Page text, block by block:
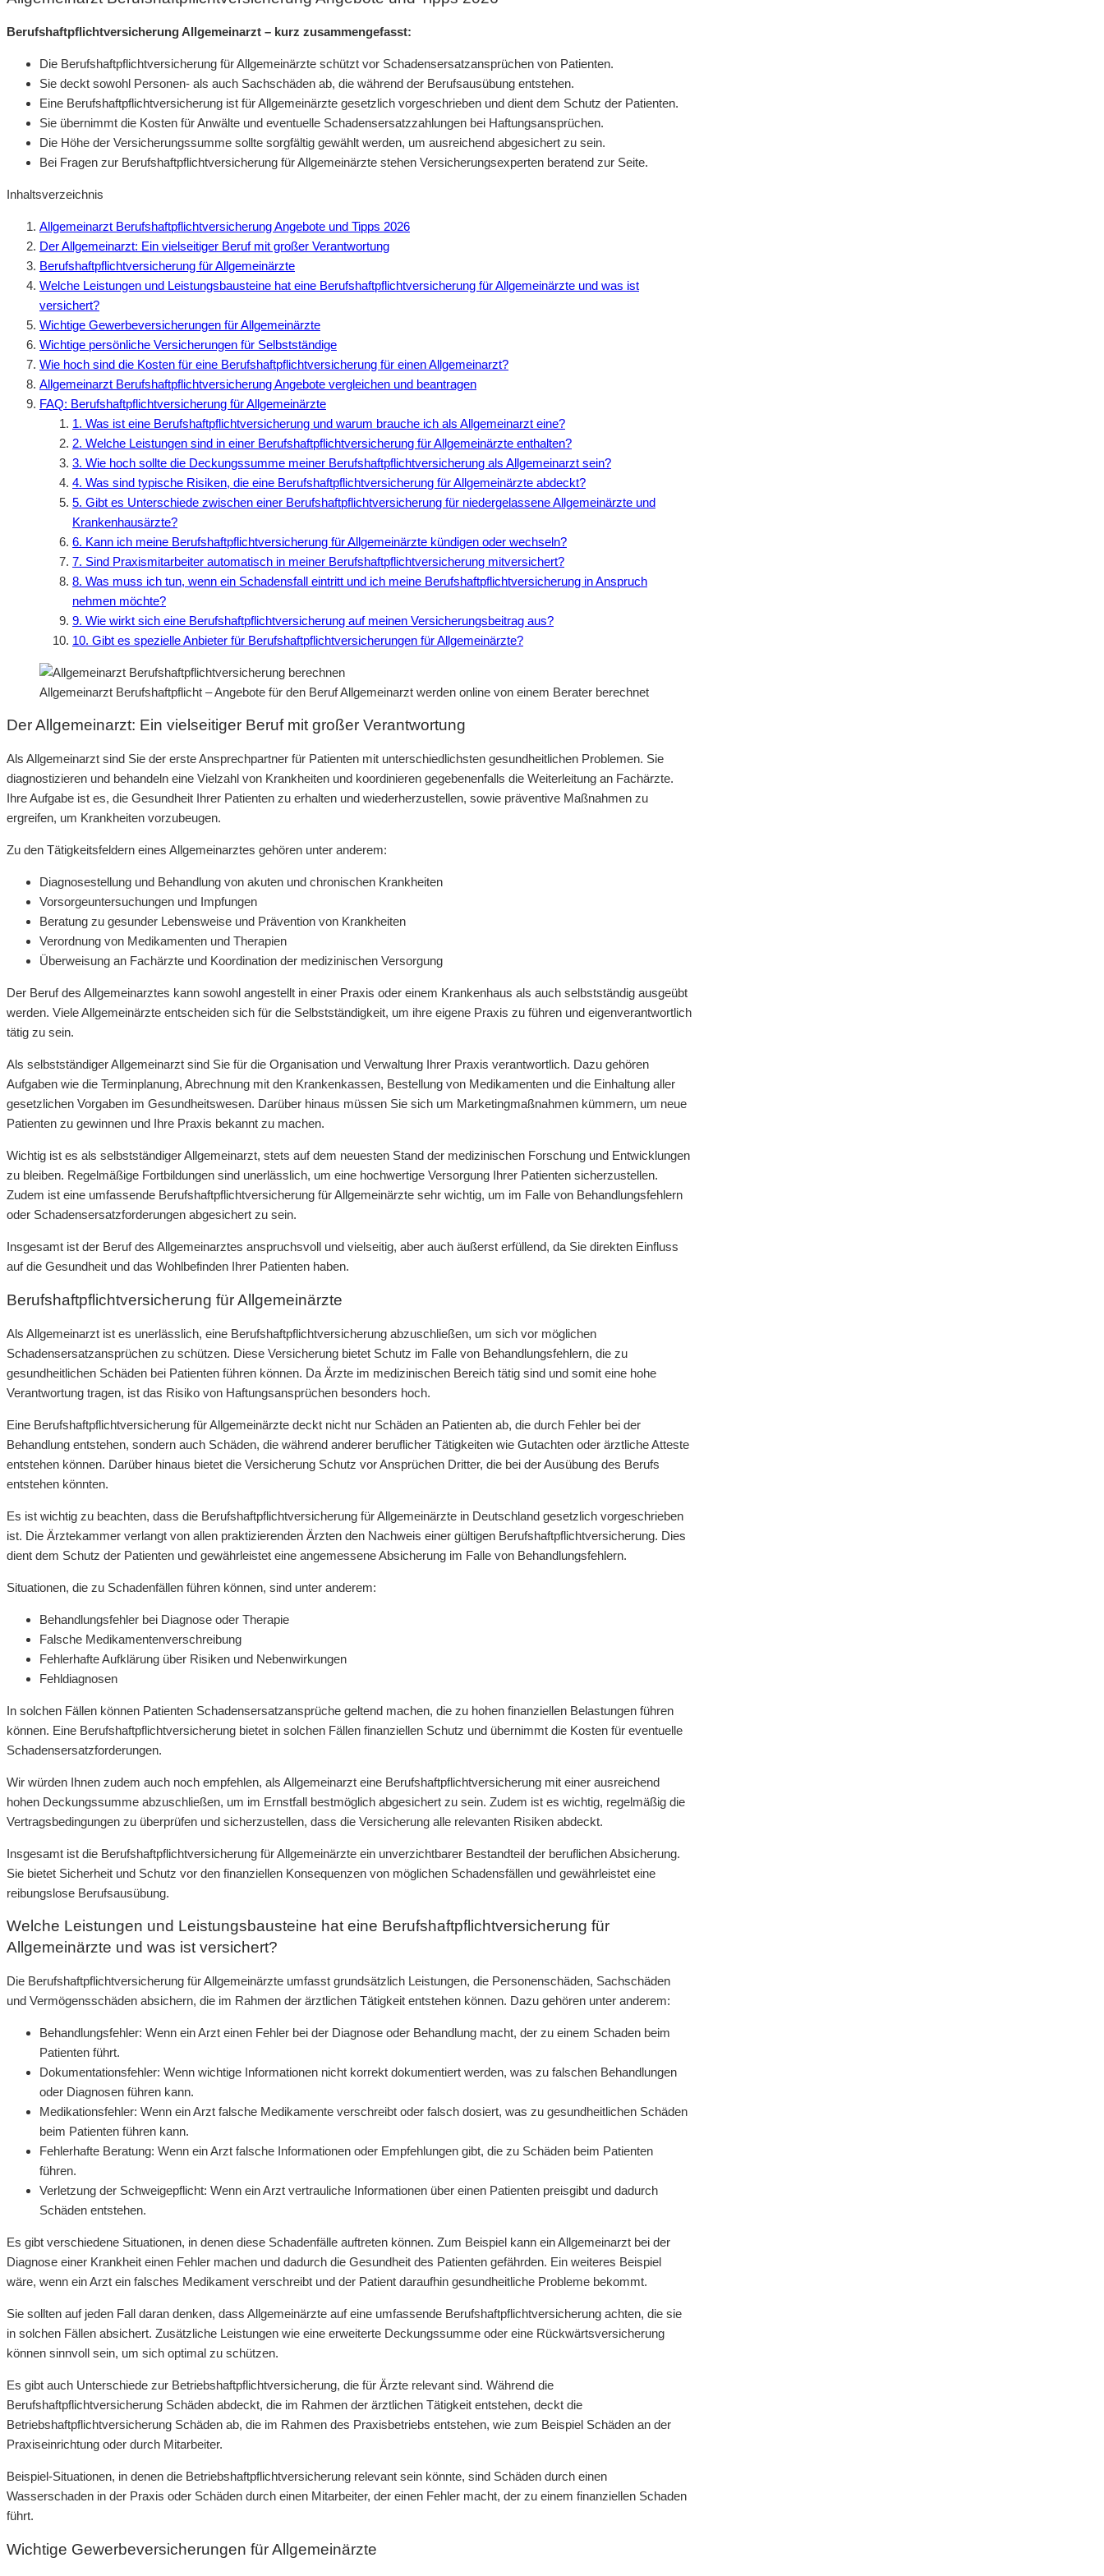
Berufshaftpflichtversicherung Allgemeinarzt – kurz zusammengefasst:
Die Berufshaftpflichtversicherung für Allgemeinärzte schützt vor Schadensersatzansprüchen von Patienten.
Sie deckt sowohl Personen- als auch Sachschäden ab, die während der Berufsausübung entstehen.
Eine Berufshaftpflichtversicherung ist für Allgemeinärzte gesetzlich vorgeschrieben und dient dem Schutz der Patienten.
Sie übernimmt die Kosten für Anwälte und eventuelle Schadensersatzzahlungen bei Haftungsansprüchen.
Die Höhe der Versicherungssumme sollte sorgfältig gewählt werden, um ausreichend abgesichert zu sein.
Bei Fragen zur Berufshaftpflichtversicherung für Allgemeinärzte stehen Versicherungsexperten beratend zur Seite.
Inhaltsverzeichnis
Allgemeinarzt Berufshaftpflichtversicherung Angebote und Tipps 2026
Der Allgemeinarzt: Ein vielseitiger Beruf mit großer Verantwortung
Berufshaftpflichtversicherung für Allgemeinärzte
Welche Leistungen und Leistungsbausteine hat eine Berufshaftpflichtversicherung für Allgemeinärzte und was ist
versichert?
Wichtige Gewerbeversicherungen für Allgemeinärzte
Wichtige persönliche Versicherungen für Selbstständige
Wie hoch sind die Kosten für eine Berufshaftpflichtversicherung für einen Allgemeinarzt?
Allgemeinarzt Berufshaftpflichtversicherung Angebote vergleichen und beantragen
FAQ: Berufshaftpflichtversicherung für Allgemeinärzte
1. Was ist eine Berufshaftpflichtversicherung und warum brauche ich als Allgemeinarzt eine?
2. Welche Leistungen sind in einer Berufshaftpflichtversicherung für Allgemeinärzte enthalten?
3. Wie hoch sollte die Deckungssumme meiner Berufshaftpflichtversicherung als Allgemeinarzt sein?
4. Was sind typische Risiken, die eine Berufshaftpflichtversicherung für Allgemeinärzte abdeckt?
5. Gibt es Unterschiede zwischen einer Berufshaftpflichtversicherung für niedergelassene Allgemeinärzte und
Krankenhausärzte?
6. Kann ich meine Berufshaftpflichtversicherung für Allgemeinärzte kündigen oder wechseln?
7. Sind Praxismitarbeiter automatisch in meiner Berufshaftpflichtversicherung mitversichert?
8. Was muss ich tun, wenn ein Schadensfall eintritt und ich meine Berufshaftpflichtversicherung in Anspruch
nehmen möchte?
9. Wie wirkt sich eine Berufshaftpflichtversicherung auf meinen Versicherungsbeitrag aus?
10. Gibt es spezielle Anbieter für Berufshaftpflichtversicherungen für Allgemeinärzte?
Allgemeinarzt Berufshaftpflicht – Angebote für den Beruf Allgemeinarzt werden online von einem Berater berechnet
Der Allgemeinarzt: Ein vielseitiger Beruf mit großer Verantwortung
Als Allgemeinarzt sind Sie der erste Ansprechpartner für Patienten mit unterschiedlichsten gesundheitlichen Problemen. Sie
diagnostizieren und behandeln eine Vielzahl von Krankheiten und koordinieren gegebenenfalls die Weiterleitung an Fachärzte.
Ihre Aufgabe ist es, die Gesundheit Ihrer Patienten zu erhalten und wiederherzustellen, sowie präventive Maßnahmen zu
ergreifen, um Krankheiten vorzubeugen.
Zu den Tätigkeitsfeldern eines Allgemeinarztes gehören unter anderem:
Diagnosestellung und Behandlung von akuten und chronischen Krankheiten
Vorsorgeuntersuchungen und Impfungen
Beratung zu gesunder Lebensweise und Prävention von Krankheiten
Verordnung von Medikamenten und Therapien
Überweisung an Fachärzte und Koordination der medizinischen Versorgung
Der Beruf des Allgemeinarztes kann sowohl angestellt in einer Praxis oder einem Krankenhaus als auch selbstständig ausgeübt
werden. Viele Allgemeinärzte entscheiden sich für die Selbstständigkeit, um ihre eigene Praxis zu führen und eigenverantwortlich
tätig zu sein.
Als selbstständiger Allgemeinarzt sind Sie für die Organisation und Verwaltung Ihrer Praxis verantwortlich. Dazu gehören
Aufgaben wie die Terminplanung, Abrechnung mit den Krankenkassen, Bestellung von Medikamenten und die Einhaltung aller
gesetzlichen Vorgaben im Gesundheitswesen. Darüber hinaus müssen Sie sich um Marketingmaßnahmen kümmern, um neue
Patienten zu gewinnen und Ihre Praxis bekannt zu machen.
Wichtig ist es als selbstständiger Allgemeinarzt, stets auf dem neuesten Stand der medizinischen Forschung und Entwicklungen
zu bleiben. Regelmäßige Fortbildungen sind unerlässlich, um eine hochwertige Versorgung Ihrer Patienten sicherzustellen.
Zudem ist eine umfassende Berufshaftpflichtversicherung für Allgemeinärzte sehr wichtig, um im Falle von Behandlungsfehlern
oder Schadensersatzforderungen abgesichert zu sein.
Insgesamt ist der Beruf des Allgemeinarztes anspruchsvoll und vielseitig, aber auch äußerst erfüllend, da Sie direkten Einfluss
auf die Gesundheit und das Wohlbefinden Ihrer Patienten haben.
Berufshaftpflichtversicherung für Allgemeinärzte
Als Allgemeinarzt ist es unerlässlich, eine Berufshaftpflichtversicherung abzuschließen, um sich vor möglichen
Schadensersatzansprüchen zu schützen. Diese Versicherung bietet Schutz im Falle von Behandlungsfehlern, die zu
gesundheitlichen Schäden bei Patienten führen können. Da Ärzte im medizinischen Bereich tätig sind und somit eine hohe
Verantwortung tragen, ist das Risiko von Haftungsansprüchen besonders hoch.
Eine Berufshaftpflichtversicherung für Allgemeinärzte deckt nicht nur Schäden an Patienten ab, die durch Fehler bei der
Behandlung entstehen, sondern auch Schäden, die während anderer beruflicher Tätigkeiten wie Gutachten oder ärztliche Atteste
entstehen können. Darüber hinaus bietet die Versicherung Schutz vor Ansprüchen Dritter, die bei der Ausübung des Berufs
entstehen könnten.
Es ist wichtig zu beachten, dass die Berufshaftpflichtversicherung für Allgemeinärzte in Deutschland gesetzlich vorgeschrieben
ist. Die Ärztekammer verlangt von allen praktizierenden Ärzten den Nachweis einer gültigen Berufshaftpflichtversicherung. Dies
dient dem Schutz der Patienten und gewährleistet eine angemessene Absicherung im Falle von Behandlungsfehlern.
Situationen, die zu Schadenfällen führen können, sind unter anderem:
Behandlungsfehler bei Diagnose oder Therapie
Falsche Medikamentenverschreibung
Fehlerhafte Aufklärung über Risiken und Nebenwirkungen
Fehldiagnosen
In solchen Fällen können Patienten Schadensersatzansprüche geltend machen, die zu hohen finanziellen Belastungen führen
können. Eine Berufshaftpflichtversicherung bietet in solchen Fällen finanziellen Schutz und übernimmt die Kosten für eventuelle
Schadensersatzforderungen.
Wir würden Ihnen zudem auch noch empfehlen, als Allgemeinarzt eine Berufshaftpflichtversicherung mit einer ausreichend
hohen Deckungssumme abzuschließen, um im Ernstfall bestmöglich abgesichert zu sein. Zudem ist es wichtig, regelmäßig die
Vertragsbedingungen zu überprüfen und sicherzustellen, dass die Versicherung alle relevanten Risiken abdeckt.
Insgesamt ist die Berufshaftpflichtversicherung für Allgemeinärzte ein unverzichtbarer Bestandteil der beruflichen Absicherung.
Sie bietet Sicherheit und Schutz vor den finanziellen Konsequenzen von möglichen Schadensfällen und gewährleistet eine
reibungslose Berufsausübung.
Welche Leistungen und Leistungsbausteine hat eine Berufshaftpflichtversicherung für
Allgemeinärzte und was ist versichert?
Die Berufshaftpflichtversicherung für Allgemeinärzte umfasst grundsätzlich Leistungen, die Personenschäden, Sachschäden
und Vermögensschäden absichern, die im Rahmen der ärztlichen Tätigkeit entstehen können. Dazu gehören unter anderem:
Behandlungsfehler: Wenn ein Arzt einen Fehler bei der Diagnose oder Behandlung macht, der zu einem Schaden beim
Patienten führt.
Dokumentationsfehler: Wenn wichtige Informationen nicht korrekt dokumentiert werden, was zu falschen Behandlungen
oder Diagnosen führen kann.
Medikationsfehler: Wenn ein Arzt falsche Medikamente verschreibt oder falsch dosiert, was zu gesundheitlichen Schäden
beim Patienten führen kann.
Fehlerhafte Beratung: Wenn ein Arzt falsche Informationen oder Empfehlungen gibt, die zu Schäden beim Patienten
führen.
Verletzung der Schweigepflicht: Wenn ein Arzt vertrauliche Informationen über einen Patienten preisgibt und dadurch
Schäden entstehen.
Es gibt verschiedene Situationen, in denen diese Schadenfälle auftreten können. Zum Beispiel kann ein Allgemeinarzt bei der
Diagnose einer Krankheit einen Fehler machen und dadurch die Gesundheit des Patienten gefährden. Ein weiteres Beispiel
wäre, wenn ein Arzt ein falsches Medikament verschreibt und der Patient daraufhin gesundheitliche Probleme bekommt.
Sie sollten auf jeden Fall daran denken, dass Allgemeinärzte auf eine umfassende Berufshaftpflichtversicherung achten, die sie
in solchen Fällen absichert. Zusätzliche Leistungen wie eine erweiterte Deckungssumme oder eine Rückwärtsversicherung
können sinnvoll sein, um sich optimal zu schützen.
Es gibt auch Unterschiede zur Betriebshaftpflichtversicherung, die für Ärzte relevant sind. Während die
Berufshaftpflichtversicherung Schäden abdeckt, die im Rahmen der ärztlichen Tätigkeit entstehen, deckt die
Betriebshaftpflichtversicherung Schäden ab, die im Rahmen des Praxisbetriebs entstehen, wie zum Beispiel Schäden an der
Praxiseinrichtung oder durch Mitarbeiter.
Beispiel-Situationen, in denen die Betriebshaftpflichtversicherung relevant sein könnte, sind Schäden durch einen
Wasserschaden in der Praxis oder Schäden durch einen Mitarbeiter, der einen Fehler macht, der zu einem finanziellen Schaden
führt.
Wichtige Gewerbeversicherungen für Allgemeinärzte